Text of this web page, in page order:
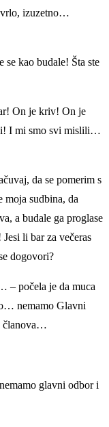
vrlo, izuzetno…
se kao budale! Šta ste
On je kriv! On je
I mi smo svi mislili…
da se pomerim s
sudbina, da
a budale ga proglase
li bar za večeras
dogovori?
počela je da muca
nemamo Glavni
članova…
glavni odbor i